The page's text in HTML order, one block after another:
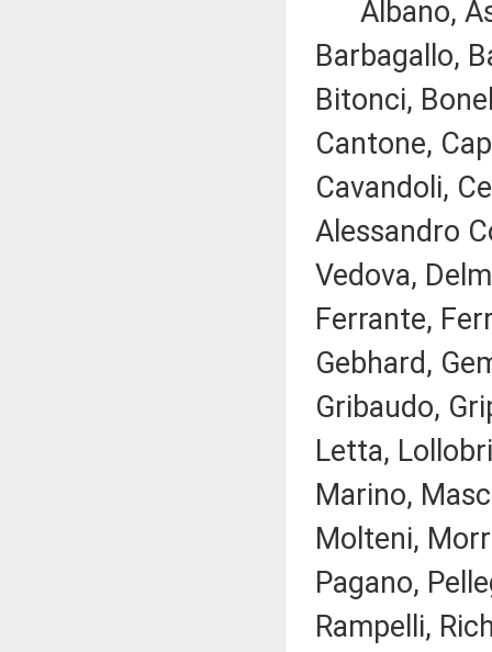
Albano,
Barbagallo,
Bitonci,
Cantone,
Cavandoli,
Alessandro
Vedova,
Ferrante,
Gebhard,
Gribaudo,
Letta,
Marino,
Molteni,
Pagano,
Rampelli,